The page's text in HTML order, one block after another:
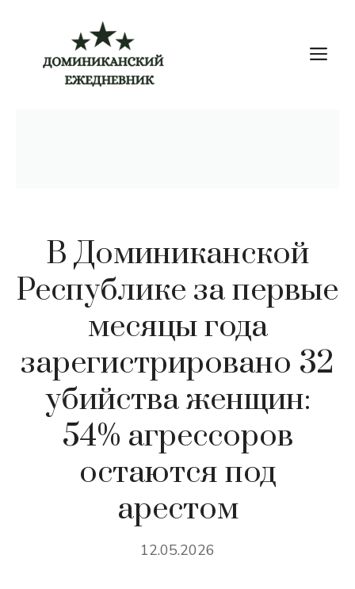
содержимому
В Доминиканской
Республике за первые
месяцы года
зарегистрировано 32
убийства женщин:
54% агрессоров
остаются под
арестом
12.05.2026